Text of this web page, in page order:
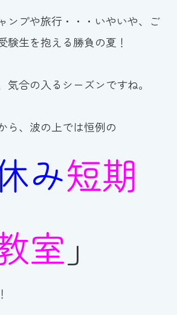
イミングスクールの
ンプや旅行・・・いやいや、ご
験生を抱える勝負の夏！
気合の入るシーズンですね。
ら、波の上では恒例の
み短期
室 」